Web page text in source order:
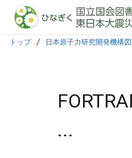
本文に飛ぶ
トップ 日本原子力研究開発機構
...